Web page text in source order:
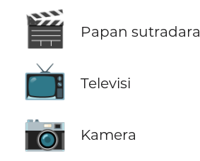
🎬 Papan sutradara
📺 Televisi
📷 Kamera